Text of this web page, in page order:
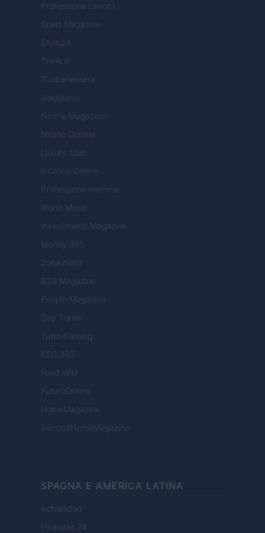
Professione Lavoro
Sport Magazine
Style24
Think.it
Tuobenessere
Viaggiamo
Nonne Magazine
Milano Cortina
Luxury Club
Il Calcio Online
Professione mamma
World Music
Investimenti Magazine
Money 365
Zona Nerd
B2B Magazine
People Magazine
Day Travel
Tutto Gaming
ESG 365
Food Wiki
FuturoDonna
HomeMagazine
SecondHomeMagazine
SPAGNA E AMERICA LATINA
Actualidad
Finanzas 24